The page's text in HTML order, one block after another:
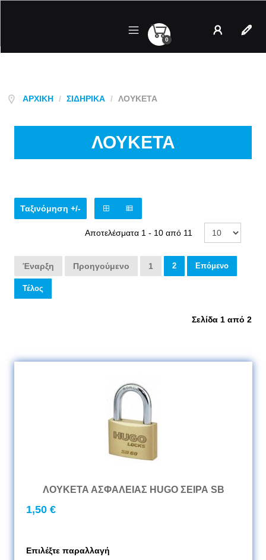
Λογαριασμός
0
ΑΡΧΙΚΉ / ΣΙΔΗΡΙΚΆ / ΛΟΥΚΕΤΑ
ΛΟΥΚΕΤΑ
Ταξινόμηση +/-
Αποτελέσματα 1 - 10 από 11
Έναρξη Προηγούμενο 1 2 Επόμενο
Τέλος
Σελίδα 1 από 2
ΛΟΥΚΕΤΑ ΑΣΦΑΛΕΙΑΣ HUGO ΣΕΙΡΑ SB
1,50 €
Επιλέξτε παραλλαγή